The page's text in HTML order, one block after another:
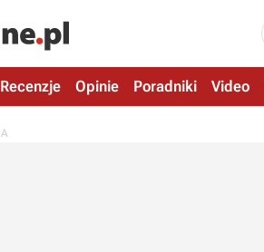
Recenzje Opinie Poradniki Video